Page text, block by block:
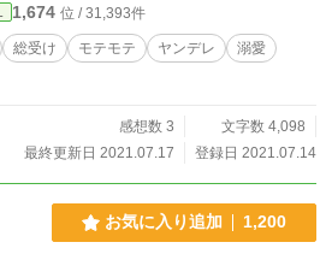
1,674 位 / 31,393件
総受け モテモテ ヤンデレ
溺愛
感想数 3
文字数 4,098
最終更新日 2021.07.17
登録日 2021.07.14
お気に入り追加 1,200